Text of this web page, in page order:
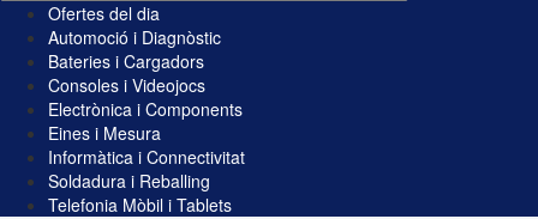
Ofertes del dia
Automoció i Diagnòstic
Bateries i Cargadors
Consoles i Videojocs
Electrònica i Components
Eines i Mesura
Informàtica i Connectivitat
Soldadura i Reballing
Telefonia Mòbil i Tablets